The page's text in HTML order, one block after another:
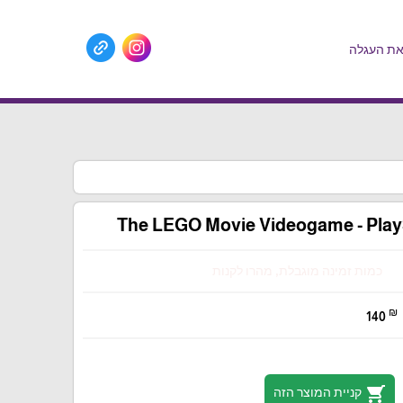
את העגלה
The LEGO Movie Videogame -
140 ₪
shopping_cart קניית המוצר הזה